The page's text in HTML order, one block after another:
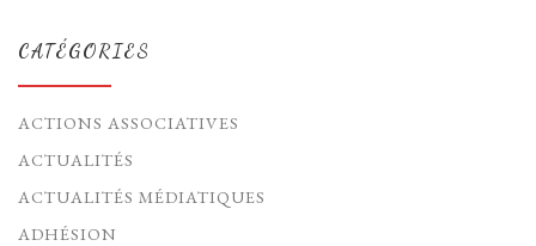
CATÉGORIES
ACTIONS ASSOCIATIVES
ACTUALITÉS
ACTUALITÉS MÉDIATIQUES
ADHÉSION